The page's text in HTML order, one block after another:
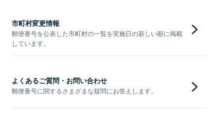
市町村変更情報
郵便番号を公表した市町村の一覧を実施日の新しい順に掲載
しています。
よくあるご質問・お問い合わせ
郵便番号に関するさまざまな疑問にお答えします。